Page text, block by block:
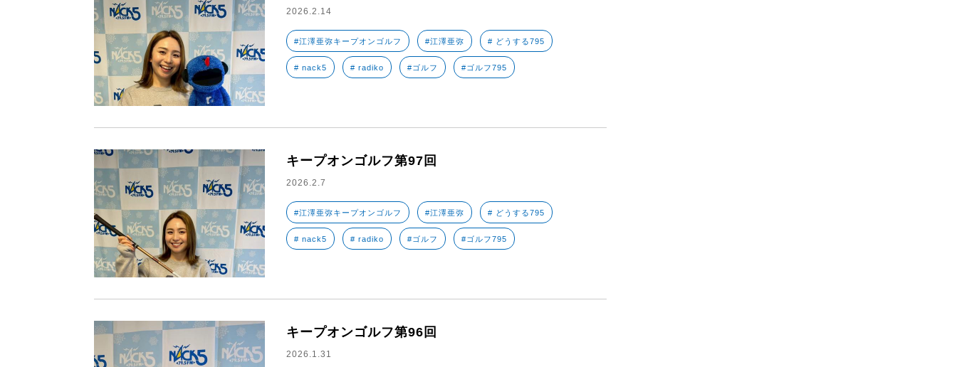
2026.2.14
#江澤亜弥キープオンゴルフ #江澤亜弥 # どうする795
# nack5 # radiko #ゴルフ #ゴルフ795
キープオンゴルフ第97回
2026.2.7
#江澤亜弥キープオンゴルフ #江澤亜弥 # どうする795
# nack5 # radiko #ゴルフ #ゴルフ795
キープオンゴルフ第96回
2026.1.31